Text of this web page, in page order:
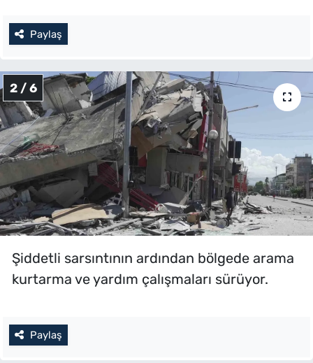
Paylaş
2 / 6
Şiddetli sarsıntının ardından bölgede arama
kurtarma ve yardım çalışmaları sürüyor.
Paylaş